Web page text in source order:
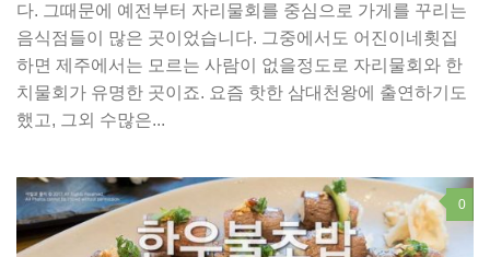
다. 그때문에 예전부터 자리물회를 중심으로 가게를 꾸리는
음식점들이 많은 곳이었습니다. 그중에서도 어진이네횟집
하면 제주에서는 모르는 사람이 없을정도로 자리물회와 한
치물회가 유명한 곳이죠. 요즘 핫한 삼대천왕에 출연하기도
했고, 그외 수많은...
0